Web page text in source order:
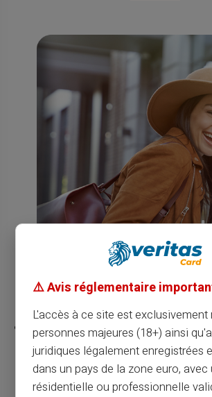
Like all VERITAS customers, with
account you also have access,
support (and not a robot), to the
service of our concierge, travel
⚠️ Avis réglementaire
L'accès à ce site est exclusivement
personnes majeures (18+) ainsi
juridiques légalement enregistrées
dans un pays de la zone euro, avec
résidentielle ou professionnelle